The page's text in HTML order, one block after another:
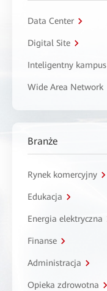
Data Center
Digital Site
Inteligentny kampus
Wide Area Network
Branże
Rynek komercyjny
Edukacja
Energia elektryczna
Finanse
Administracja
Opieka zdrowotna